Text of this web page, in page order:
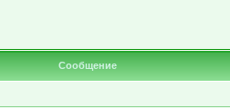
Сообщение